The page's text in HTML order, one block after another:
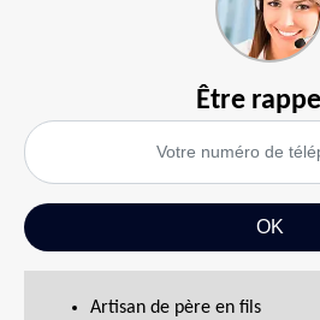
Être
Artisan de père en fils